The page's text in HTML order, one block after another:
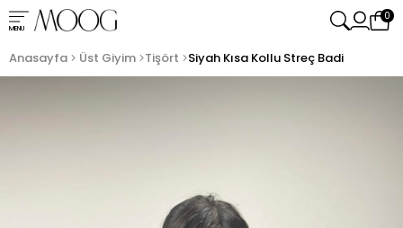
MENU
0
Anasayfa Üst Giyim Tişört Siyah Kısa Kollu Streç Badi